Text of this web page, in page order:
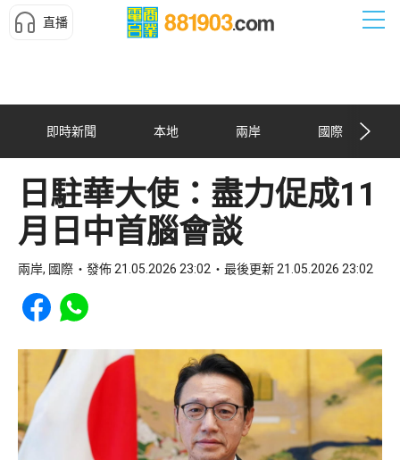
直播
即時新聞 本地 兩岸 國際
日駐華大使：盡力促成11
月日中首腦會談
兩岸, 國際 發佈 21.05.2026 23:02 最後更新 21.05.2026 23:02
Share to Facebook
Share to WhatsApp